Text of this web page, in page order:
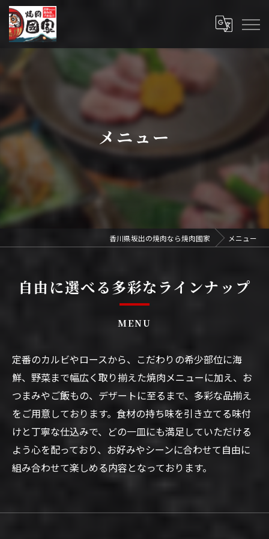
メニュー
香川県坂出の焼肉なら焼肉國家 メニュー
自由に選べる多彩なラインナップ
MENU
定番のカルビやロースから、こだわりの希少部位に海
鮮、野菜まで幅広く取り揃えた焼肉メニューに加え、お
つまみやご飯もの、デザートに至るまで、多彩な品揃え
をご用意しております。食材の持ち味を引き立てる味付
けと丁寧な仕込みで、どの一皿にも満足していただける
よう心を配っており、お好みやシーンに合わせて自由に
組み合わせて楽しめる内容となっております。